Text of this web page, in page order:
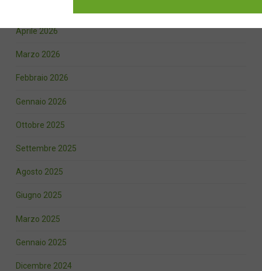
Aprile 2026
Marzo 2026
Febbraio 2026
Gennaio 2026
Ottobre 2025
Settembre 2025
Agosto 2025
Giugno 2025
Marzo 2025
Gennaio 2025
Dicembre 2024